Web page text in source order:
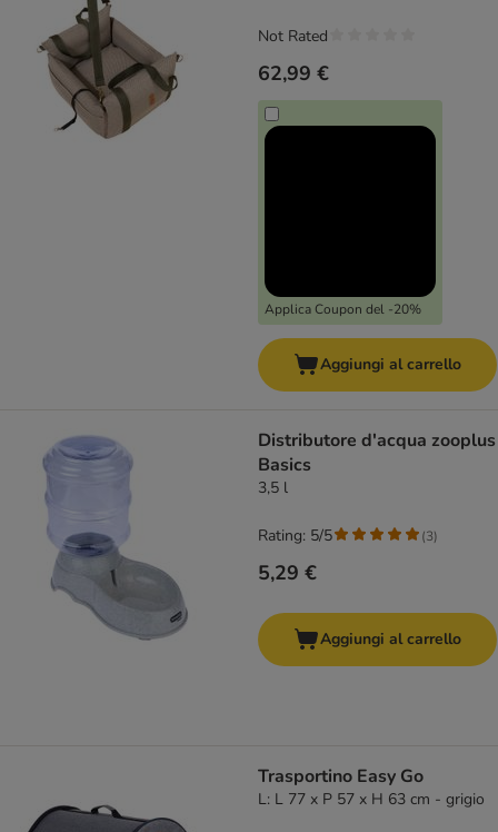
62,99 €
Applica Coupon del -20%
Not Rated
Aggiungi al carrello
Distributore d'acqua zooplus
Basics
3,5 l
5,29 €
Rating: 5/5 (3)
Aggiungi al carrello
Trasportino Easy Go
L: L 77 x P 57 x H 63 cm - grigio